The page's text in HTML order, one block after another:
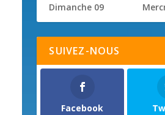
Dimanche 09
SUIVEZ-NOUS
Facebook